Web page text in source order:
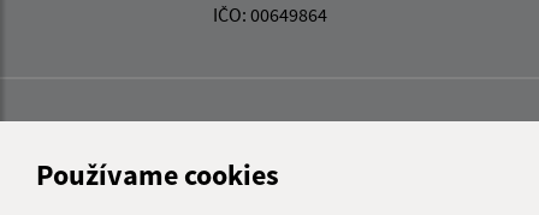
Používame cookies
IČO: 00649864